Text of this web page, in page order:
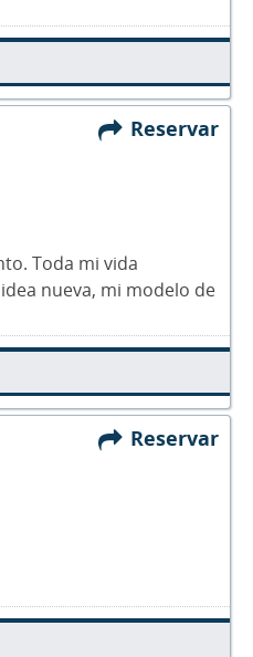
Reservar
Toda mi vida
nueva, mi modelo de
Reservar